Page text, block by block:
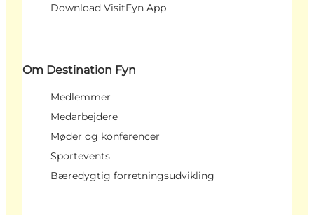
Download VisitFyn App
Om Destination Fyn
Medlemmer
Medarbejdere
Møder og konferencer
Sportevents
Bæredygtig forretningsudvikling